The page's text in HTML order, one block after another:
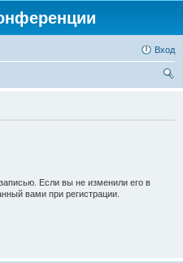
Вход
Если вы не изменили его в
вами при регистрации.